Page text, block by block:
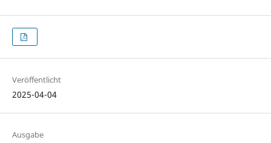
Veröffentlicht
2025-04-04
Ausgabe